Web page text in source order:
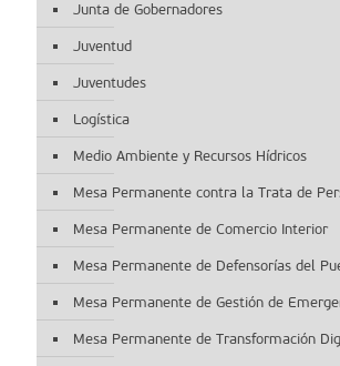
Junta de Gobernadores
Juventud
Juventudes
Logística
Medio Ambiente y Recursos Hídricos
Mesa Permanente contra la Trata de
Mesa Permanente de Comercio Interior
Mesa Permanente de Defensorías del
Mesa Permanente de Gestión de
Mesa Permanente de Transformación